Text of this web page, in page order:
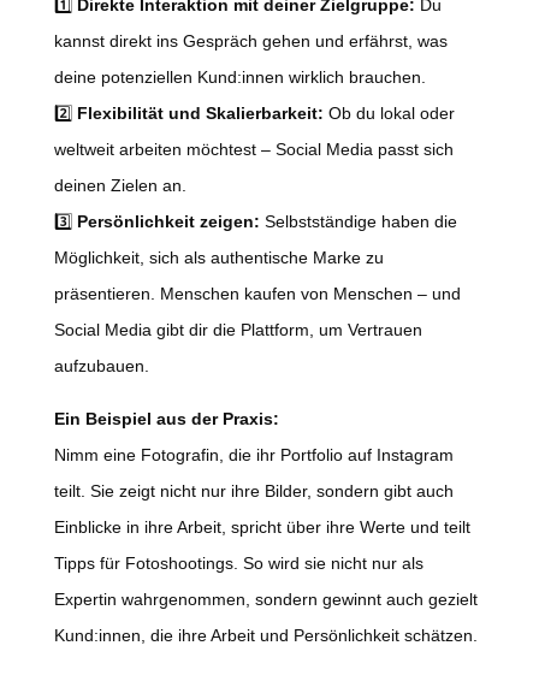
1️⃣ Direkte Interaktion mit deiner Zielgruppe: Du
kannst direkt ins Gespräch gehen und erfährst, was
deine potenziellen Kund:innen wirklich brauchen.
2️⃣ Flexibilität und Skalierbarkeit: Ob du lokal oder
weltweit arbeiten möchtest – Social Media passt sich
deinen Zielen an.
3️⃣ Persönlichkeit zeigen: Selbstständige haben die
Möglichkeit, sich als authentische Marke zu
präsentieren. Menschen kaufen von Menschen – und
Social Media gibt dir die Plattform, um Vertrauen
aufzubauen.
Ein Beispiel aus der Praxis:
Nimm eine Fotografin, die ihr Portfolio auf Instagram
teilt. Sie zeigt nicht nur ihre Bilder, sondern gibt auch
Einblicke in ihre Arbeit, spricht über ihre Werte und teilt
Tipps für Fotoshootings. So wird sie nicht nur als
Expertin wahrgenommen, sondern gewinnt auch gezielt
Kund:innen, die ihre Arbeit und Persönlichkeit schätzen.